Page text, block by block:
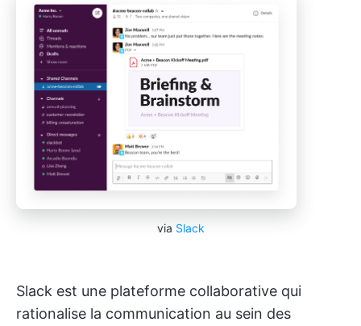
via Slack
Slack est une plateforme collaborative qui
rationalise la communication au sein des